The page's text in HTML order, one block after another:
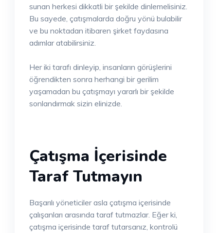
sunan herkesi dikkatli bir şekilde dinlemelisiniz.
Bu sayede, çatışmalarda doğru yönü bulabilir
ve bu noktadan itibaren şirket faydasına
adımlar atabilirsiniz.
Her iki tarafı dinleyip, insanların görüşlerini
öğrendikten sonra herhangi bir gerilim
yaşamadan bu çatışmayı yararlı bir şekilde
sonlandırmak sizin elinizde.
Çatışma İçerisinde
Taraf Tutmayın
Başarılı yöneticiler asla çatışma içerisinde
çalışanları arasında taraf tutmazlar. Eğer ki,
çatışma içerisinde taraf tutarsanız, kontrolü